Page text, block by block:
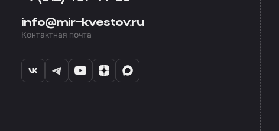
info@mir-kvestov.ru
Контактная почта